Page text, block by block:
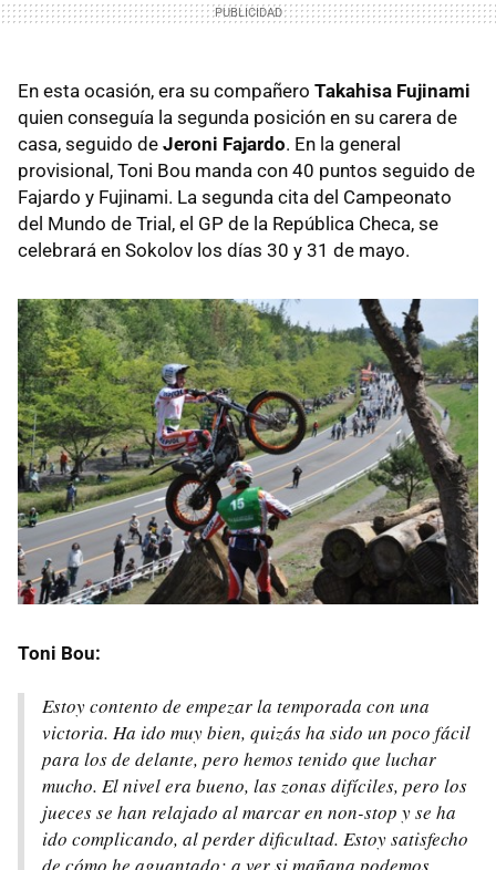
En esta ocasión, era su compañero Takahisa Fujinami
quien conseguía la segunda posición en su carera de
casa, seguido de Jeroni Fajardo. En la general
provisional, Toni Bou manda con 40 puntos seguido de
Fajardo y Fujinami. La segunda cita del Campeonato
del Mundo de Trial, el GP de la República Checa, se
celebrará en Sokolov los días 30 y 31 de mayo.
Toni Bou:
Estoy contento de empezar la temporada con una
victoria. Ha ido muy bien, quizás ha sido un poco fácil
para los de delante, pero hemos tenido que luchar
mucho. El nivel era bueno, las zonas difíciles, pero los
jueces se han relajado al marcar en non-stop y se ha
ido complicando, al perder dificultad. Estoy satisfecho